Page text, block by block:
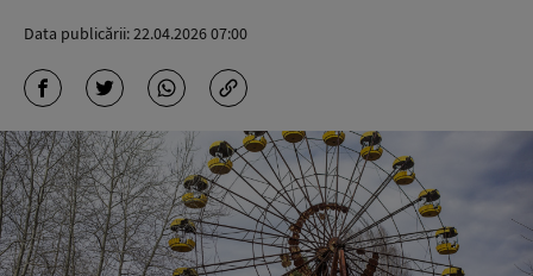
Data publicării:22.04.2026 07:00